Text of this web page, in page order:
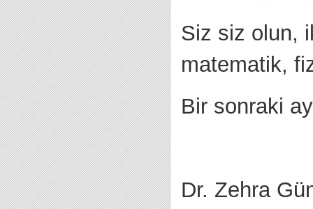
Siz siz olun,
matematik,
Bir sonraki
Dr. Zehra